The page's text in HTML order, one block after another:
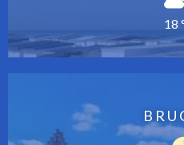
18